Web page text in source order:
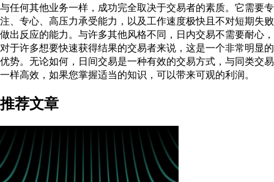
与任何其他业务一样，成功完全取决于交易者的素质。它需要专
注、专心、高压力承受能力，以及工作速度极快且不对短期失败
做出反应的能力。与许多其他风格不同，日内交易不需要耐心，
对于许多想要快速获得结果的交易者来说，这是一个非常明显的
优势。无论如何，日间交易是一种有效的交易方式，与同类交易
一样高效，如果您掌握适当的知识，可以带来可观的利润。
推荐文章